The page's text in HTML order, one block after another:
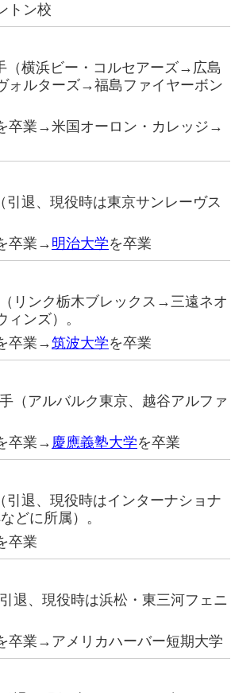
トン校
（横浜ビー・コルセアーズ→広島
ォルターズ→福島ファイヤーボン
卒業→米国オーロン・カレッジ→
退、現役時は東京サンレーヴス
卒業→明治大学を卒業
リンク栃木ブレックス→三遠ネオ
ンズ）。
卒業→筑波大学を卒業
（アルバルク東京、越谷アルファ
卒業→ 慶應義塾大学を卒業
退、現役時はインターナショナ
どに所属）。
卒業
退、現役時は浜松・東三河フェニ
卒業→アメリカハーバー短期大学